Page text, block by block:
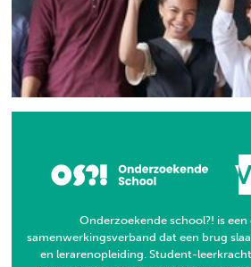
Onderzoekende school?! is
samenwerkingsverband dat een brug
en lerarenopleiding. Student-